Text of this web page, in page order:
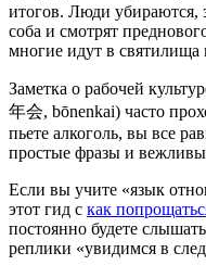
итогов. Люди убираются,
соба и смотрят
многие идут в
Заметка о рабочей
年会, bōnenkai) часто
пьете алкоголь, вы все
простые фразы и
Если вы учите «язык
этот гид с как
постоянно будете
реплики «увидимся в